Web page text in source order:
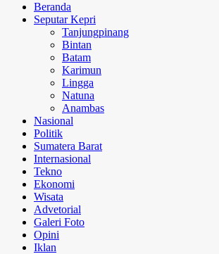
Beranda
Seputar Kepri
Tanjungpinang
Bintan
Batam
Karimun
Lingga
Natuna
Anambas
Nasional
Politik
Sumatera Barat
Internasional
Tekno
Ekonomi
Wisata
Advetorial
Galeri Foto
Opini
Iklan